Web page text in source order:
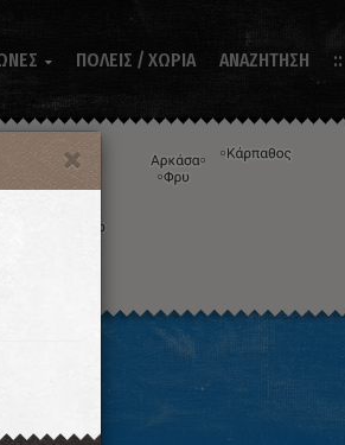
 ΠΟΛΕΙΣ / ΧΩΡΙΑ ΑΝΑΖΗΤΗΣΗ
Η εικόνα ενδέχεται να